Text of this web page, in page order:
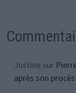
Justinesur
après son procès